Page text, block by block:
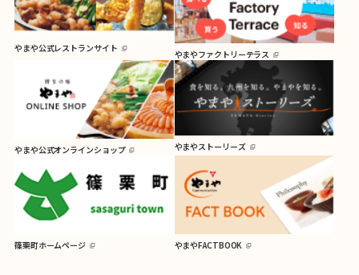
やまや公式レストランサイト
やまやファクトリーテラス
やまや公式オンラインショップ やまやストーリーズ
篠栗町ホームページ やまやFACTBOOK